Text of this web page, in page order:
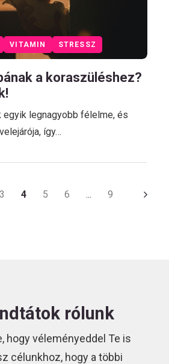
VITAMIN STRESSZ
a koraszüléshez?
egyik legnagyobb félelme, és
így…
3 4 5 6 … 9
rólunk
hogy véleményeddel Te is
célunkhoz, hogy a többi